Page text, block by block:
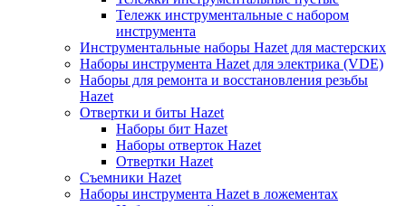
Тележк инструментальные с набором
инструмента
Инструментальные наборы Hazet для мастерских
Наборы инструмента Hazet для электрика (VDE)
Наборы для ремонта и восстановления резьбы
Hazet
Отвертки и биты Hazet
Наборы бит Hazet
Наборы отверток Hazet
Отвертки Hazet
Съемники Hazet
Наборы инструмента Hazet в ложементах